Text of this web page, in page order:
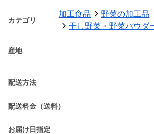
カテゴリ
加工食品
野菜の加工品
干し野菜・野菜パウダ
産地
配送方法
配送料金（送料）
お届け日指定